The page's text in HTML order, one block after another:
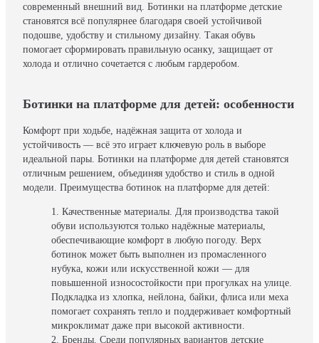
современный внешний вид. Ботинки на платформе детские
становятся всё популярнее благодаря своей устойчивой
подошве, удобству и стильному дизайну. Такая обувь
помогает сформировать правильную осанку, защищает от
холода и отлично сочетается с любым гардеробом.
Ботинки на платформе для детей: особенности
Комфорт при ходьбе, надёжная защита от холода и
устойчивость — всё это играет ключевую роль в выборе
идеальной пары. Ботинки на платформе для детей становятся
отличным решением, объединяя удобство и стиль в одной
модели. Преимущества ботинок на платформе для детей:
Качественные материалы. Для производства такой
обуви используются только надёжные материалы,
обеспечивающие комфорт в любую погоду. Верх
ботинок может быть выполнен из промасленного
нубука, кожи или искусственной кожи — для
повышенной износостойкости при прогулках на улице.
Подкладка из хлопка, нейлона, байки, флиса или меха
помогает сохранять тепло и поддерживает комфортный
микроклимат даже при высокой активности.
Бренды. Среди популярных вариантов детские